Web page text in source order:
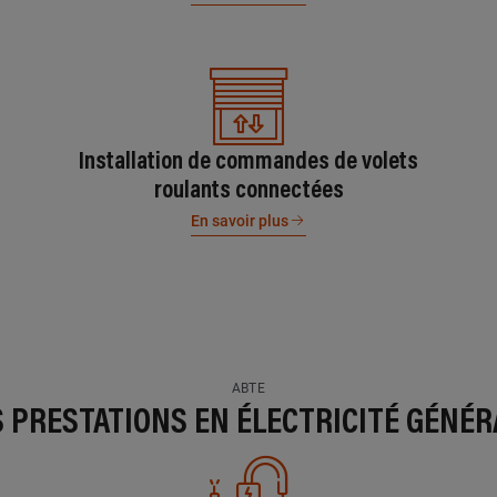
Installation de commandes de volets
roulants connectées
En savoir plus
ABTE
PRESTATIONS EN ÉLECTRICITÉ